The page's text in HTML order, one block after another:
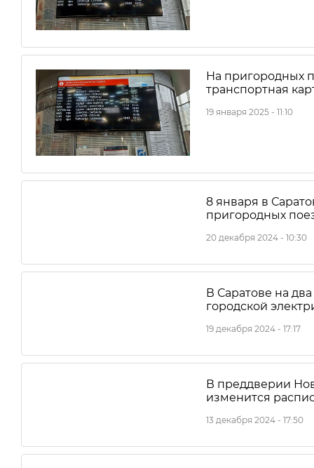
На пригородных
транспортная
19 января 2025 - 11:10
8 января в
пригородных
20 декабря 2024 - 10:30
В Саратове на
городской
19 декабря 2024 - 17:17
В преддверии
изменится
13 декабря 2024 - 17:50